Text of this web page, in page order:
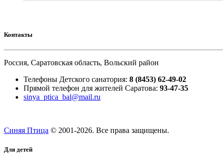
Контакты
Россия, Саратовская область, Вольский район
Телефоны Детского санатория: 8 (8453) 62-49-02
Прямой телефон для жителей Саратова: 93-47-35
sinya_ptica_bal@mail.ru
Синяя Птица © 2001-2026. Все права защищены.
Для детей